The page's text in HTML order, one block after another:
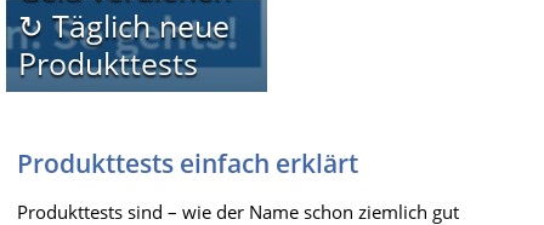
↻ Täglich neue
Produkttests
Produkttests einfach erklärt
Produkttests sind – wie der Name schon ziemlich gut